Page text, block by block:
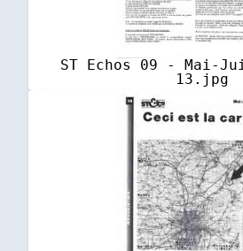
ST Echos 09 - Mai-
13.jpg